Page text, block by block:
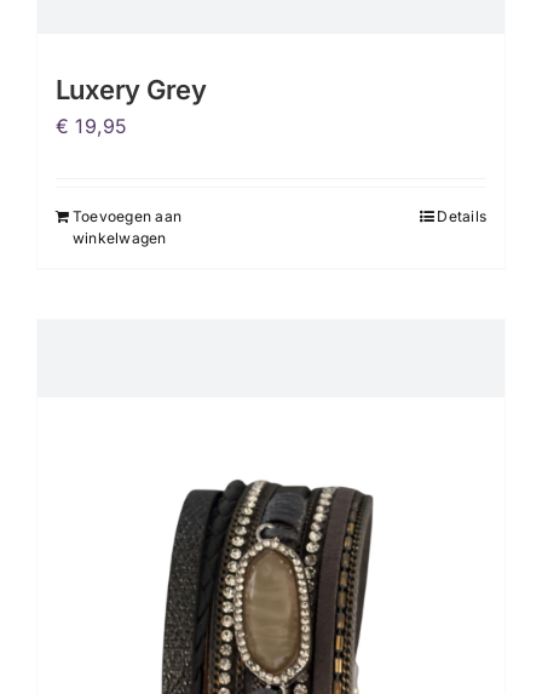
Luxery Grey
€ 19,95
Toevoegen aan
winkelwagen
Details